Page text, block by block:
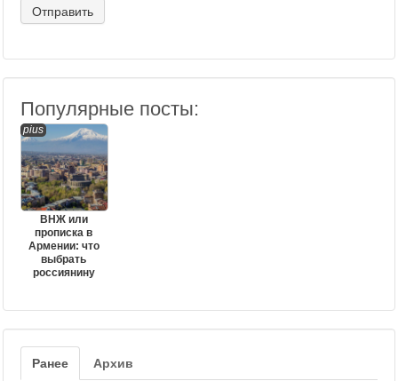
Популярные посты:
pius
ВНЖ или
прописка в
Армении: что
выбрать
россиянину
Ранее Архив